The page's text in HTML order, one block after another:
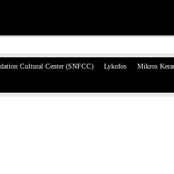
Cultural Center (SNFCC) Lykofos Mikros